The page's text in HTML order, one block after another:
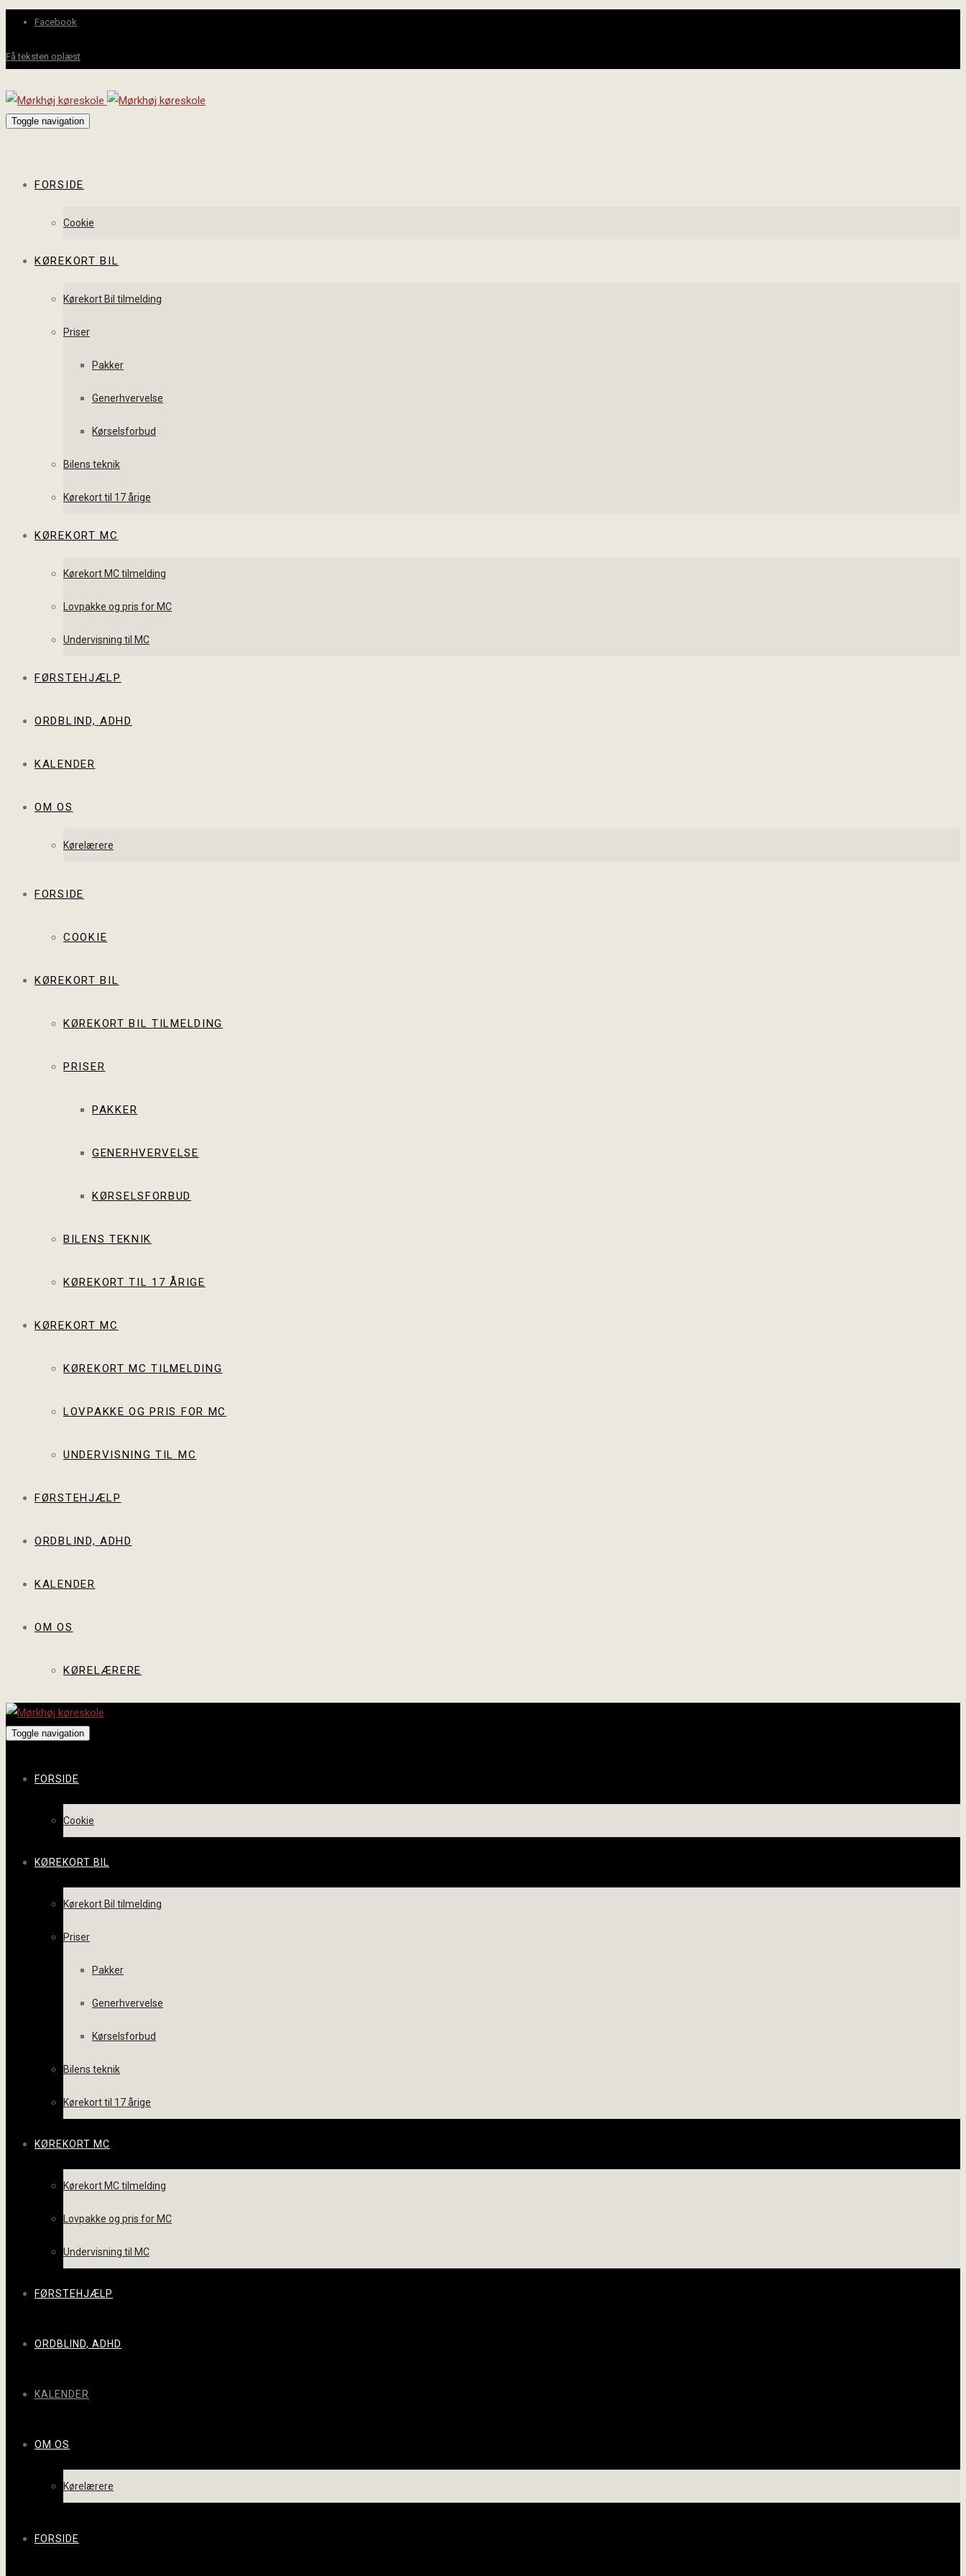
Facebook
Få teksten oplæst
Toggle navigation
FORSIDE
Cookie
KØREKORT BIL
Kørekort Bil tilmelding
Priser
Pakker
Generhvervelse
Kørselsforbud
Bilens teknik
Kørekort til 17 årige
KØREKORT MC
Kørekort MC tilmelding
Lovpakke og pris for MC
Undervisning til MC
FØRSTEHJÆLP
ORDBLIND, ADHD
KALENDER
OM OS
Kørelærere
FORSIDE
COOKIE
KØREKORT BIL
KØREKORT BIL TILMELDING
PRISER
PAKKER
GENERHVERVELSE
KØRSELSFORBUD
BILENS TEKNIK
KØREKORT TIL 17 ÅRIGE
KØREKORT MC
KØREKORT MC TILMELDING
LOVPAKKE OG PRIS FOR MC
UNDERVISNING TIL MC
FØRSTEHJÆLP
ORDBLIND, ADHD
KALENDER
OM OS
KØRELÆRERE
Toggle navigation
FORSIDE
Cookie
KØREKORT BIL
Kørekort Bil tilmelding
Priser
Pakker
Generhvervelse
Kørselsforbud
Bilens teknik
Kørekort til 17 årige
KØREKORT MC
Kørekort MC tilmelding
Lovpakke og pris for MC
Undervisning til MC
FØRSTEHJÆLP
ORDBLIND, ADHD
KALENDER
OM OS
Kørelærere
FORSIDE